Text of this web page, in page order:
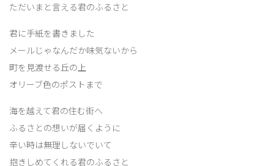
ただいまと言える君のふるさと
君に手紙を書きました
メールじゃなんだか味気ないから
町を見渡せる丘の上
オリーブ色のポストまで
海を越えて君の住む街へ
ふるさとの想いが届くように
辛い時は無理しないでいて
抱きしめてくれる君のふるさと